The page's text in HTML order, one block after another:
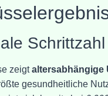
zeigtaltersabhängige
gesundheitliche